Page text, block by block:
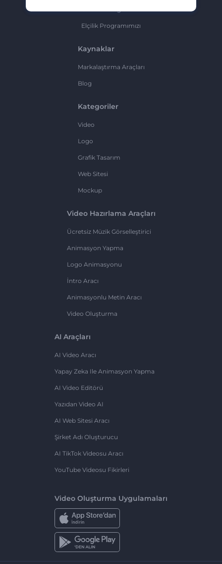
Elçilik Programımızı
Kaynaklar
Markalaştırma Araçları
Blog
Kategoriler
Video
Logo
Grafik Tasarım
Web Sitesi
Mockup
Video Hazırlama Araçları
Ücretsiz Müzik Görselleştirici
Animasyon Yapma
Logo Animasyonu
İntro Aracı
Animasyonlu Metin Aracı
Video Oluşturma
AI Araçları
AI Video Aracı
Yapay Zeka Ile Animasyon Yapma
AI Video Editörü
Yazıdan Video AI
AI Web Sitesi Aracı
Şirket Adı Oluşturucu
AI TikTok Videosu Aracı
YouTube Videosu Fikirleri
Video Oluşturma Uygulamaları